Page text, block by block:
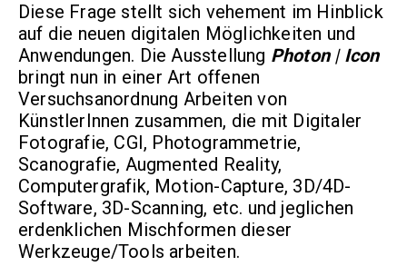
Diese Frage stellt sich vehement im Hinblick
auf die neuen digitalen Möglichkeiten und
Anwendungen. Die Ausstellung Photon |Icon
bringt nun in einer Art offenen
Versuchsanordnung Arbeiten von
KünstlerInnen zusammen, die mit Digitaler
Fotografie, CGI, Photogrammetrie,
Scanografie, Augmented Reality,
Computergrafik, Motion-Capture, 3D/4D-
Software, 3D-Scanning, etc. und jeglichen
erdenklichen Mischformen dieser
Werkzeuge/Tools arbeiten.